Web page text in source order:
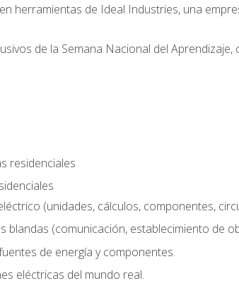
herramientas de Ideal Industries, una
de la Semana Nacional del
residenciales
(unidades, cálculos, componentes,
blandas (comunicación, establecimiento de
de energía y componentes.
eléctricas del mundo real.